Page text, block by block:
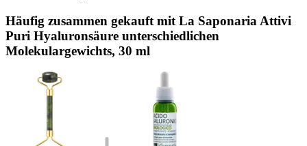
Häufig zusammen gekauft mit La Saponaria Attivi
Puri Hyaluronsäure unterschiedlichen
Molekulargewichts, 30 ml